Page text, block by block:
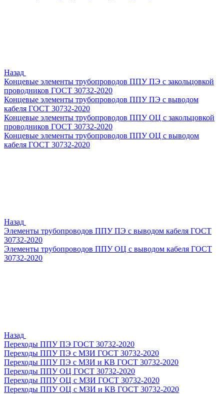
Назад
Концевые элементы трубопроводов ППУ ПЭ с закольцовкой
проводников ГОСТ 30732-2020
Концевые элементы трубопроводов ППУ ПЭ с выводом
кабеля ГОСТ 30732-2020
Концевые элементы трубопроводов ППУ ОЦ с закольцовкой
проводников ГОСТ 30732-2020
Концевые элементы трубопроводов ППУ ОЦ с выводом
кабеля ГОСТ 30732-2020
Назад
Элементы трубопроводов ППУ ПЭ с выводом кабеля ГОСТ
30732-2020
Элементы трубопроводов ППУ ОЦ с выводом кабеля ГОСТ
30732-2020
Назад
Переходы ППУ ПЭ ГОСТ 30732-2020
Переходы ППУ ПЭ с МЗИ ГОСТ 30732-2020
Переходы ППУ ПЭ с МЗИ и КВ ГОСТ 30732-2020
Переходы ППУ ОЦ ГОСТ 30732-2020
Переходы ППУ ОЦ с МЗИ ГОСТ 30732-2020
Переходы ППУ ОЦ с МЗИ и КВ ГОСТ 30732-2020